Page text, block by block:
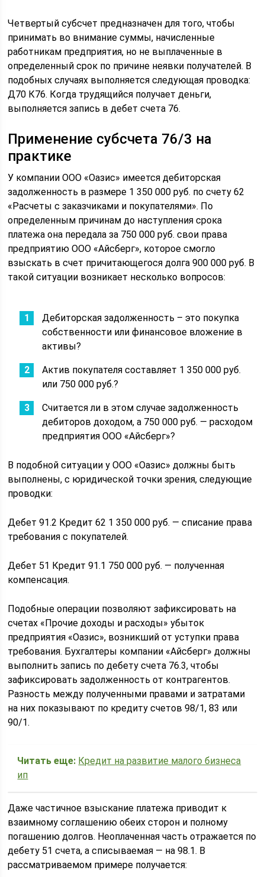
Четвертый субсчет предназначен для того, чтобы
принимать во внимание суммы, начисленные
работникам предприятия, но не выплаченные в
определенный срок по причине неявки получателей. В
подобных случаях выполняется следующая проводка:
Д70 К76. Когда трудящийся получает деньги,
выполняется запись в дебет счета 76.
Применение субсчета 76/3 на
практике
У компании ООО «Оазис» имеется дебиторская
задолженность в размере 1 350 000 руб. по счету 62
«Расчеты с заказчиками и покупателями». По
определенным причинам до наступления срока
платежа она передала за 750 000 руб. свои права
предприятию ООО «Айсберг», которое смогло
взыскать в счет причитающегося долга 900 000 руб. В
такой ситуации возникает несколько вопросов:
Дебиторская задолженность – это покупка
собственности или финансовое вложение в
активы?
Актив покупателя составляет 1 350 000 руб.
или 750 000 руб.?
Считается ли в этом случае задолженность
дебиторов доходом, а 750 000 руб. — расходом
предприятия ООО «Айсберг»?
В подобной ситуации у ООО «Оазис» должны быть
выполнены, с юридической точки зрения, следующие
проводки:
Дебет 91.2 Кредит 62 1 350 000 руб. — списание права
требования с покупателей.
Дебет 51 Кредит 91.1 750 000 руб. — полученная
компенсация.
Подобные операции позволяют зафиксировать на
счетах «Прочие доходы и расходы» убыток
предприятия «Оазис», возникший от уступки права
требования. Бухгалтеры компании «Айсберг» должны
выполнить запись по дебету счета 76.3, чтобы
зафиксировать задолженность от контрагентов.
Разность между полученными правами и затратами
на них показывают по кредиту счетов 98/1, 83 или
90/1.
Читать еще: Кредит на развитие малого бизнеса
ип
Даже частичное взыскание платежа приводит к
взаимному соглашению обеих сторон и полному
погашению долгов. Неоплаченная часть отражается по
дебету 51 счета, а списываемая — на 98.1. В
рассматриваемом примере получается: